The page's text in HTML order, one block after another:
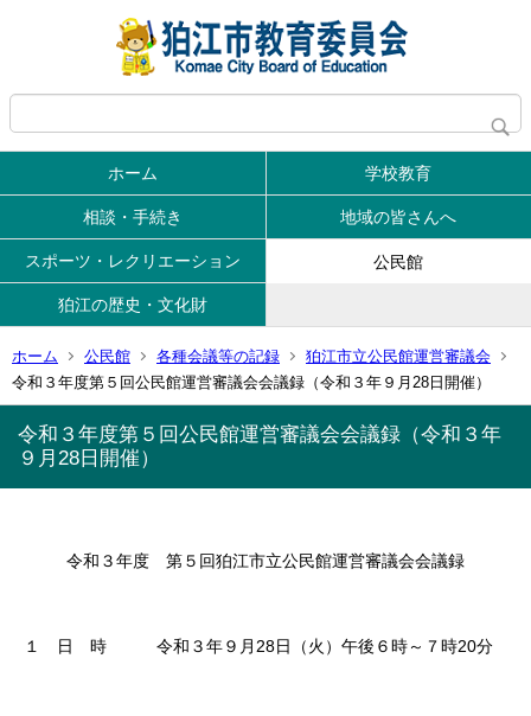
ホーム 学校教育
相談・手続き 地域の皆さんへ
スポーツ・レクリエーション 公民館
狛江の歴史・文化財
ホーム 公民館 各種会議等の記録
狛江市立公民館運営審議会
令和３年度第５回公民館運営審議会会議録（令和３年９月28日開催）
令和３年度第５回公民館運営審議会会議録（令和３年
９月28日開催）
令和３年度 第５回狛江市立公民館運営審議会会議録
１ 日 時 令和３年９月28日（火）午後６時～７時20分